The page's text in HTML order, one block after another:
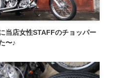
当店女性STAFFのチョッパー
〜♪